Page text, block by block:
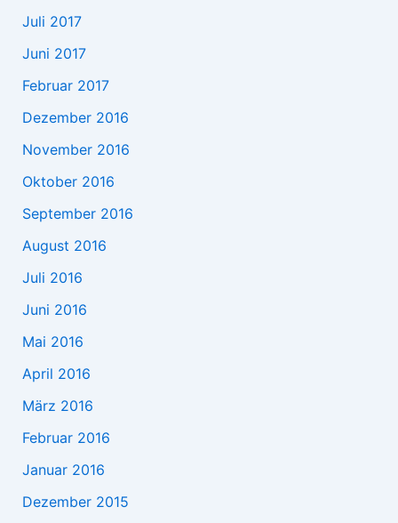
Juli 2017
Juni 2017
Februar 2017
Dezember 2016
November 2016
Oktober 2016
September 2016
August 2016
Juli 2016
Juni 2016
Mai 2016
April 2016
März 2016
Februar 2016
Januar 2016
Dezember 2015